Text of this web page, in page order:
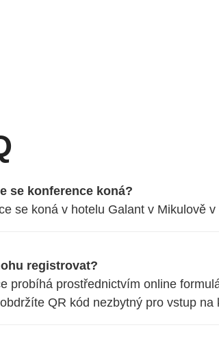
se konference koná?
se koná v hotelu Galant v Mikulově
registrovat?
probíhá prostřednictvím online
QR kód nezbytný pro vstup na